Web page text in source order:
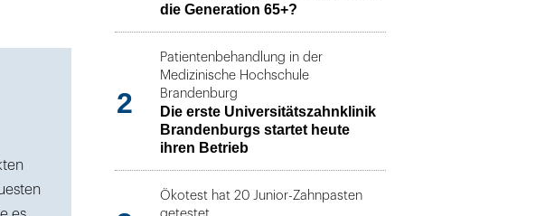
die Generation 65+?
2
Patientenbehandlung in der
Medizinische Hochschule
Brandenburg
Die erste Universitätszahnklinik
Brandenburgs startet heute
ihren Betrieb
Ökotest hat 20 Junior-Zahnpasten